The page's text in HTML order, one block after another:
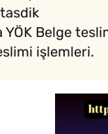
YÖK Belge
işlemleri.